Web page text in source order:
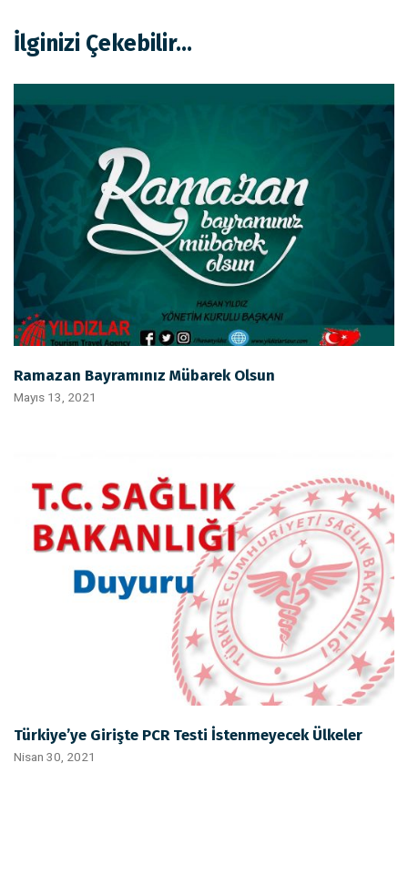
İlginizi Çekebilir...
Ramazan Bayramınız Mübarek Olsun
Mayıs 13, 2021
Türkiye’ye Girişte PCR Testi İstenmeyecek Ülkeler
Nisan 30, 2021